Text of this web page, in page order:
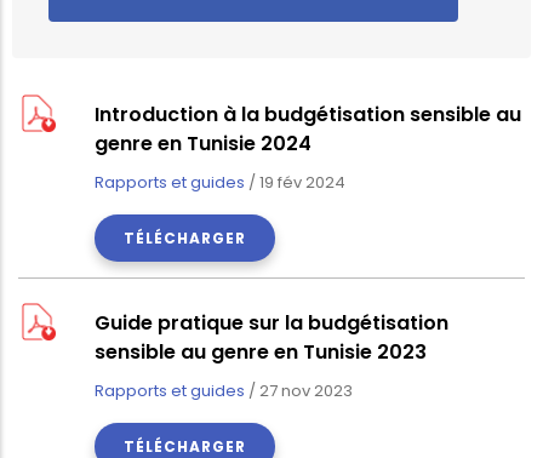
Introduction à la budgétisation sensible au
genre en Tunisie 2024
Rapports et guides /19 fév 2024
TÉLÉCHARGER
Guide pratique sur la budgétisation
sensible au genre en Tunisie 2023
Rapports et guides /27 nov 2023
TÉLÉCHARGER